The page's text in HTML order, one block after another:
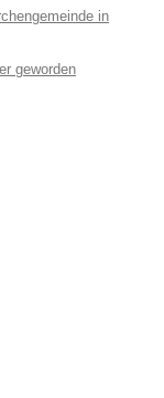
in
geworden